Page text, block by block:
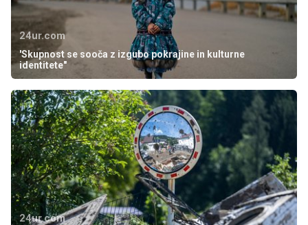
24ur.com
'Skupnost se sooča z izgubo pokrajine in kulturne
identitete"
24ur.com